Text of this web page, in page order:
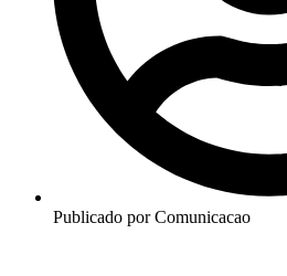
Publicado porComunicacao